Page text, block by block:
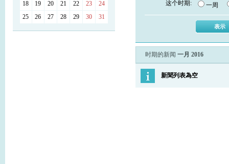
18
19 20 21 22 23
24
25
26 27 28 29 30 31
这个时期: 一周
时期的新闻 一月 2016
新聞列表為空